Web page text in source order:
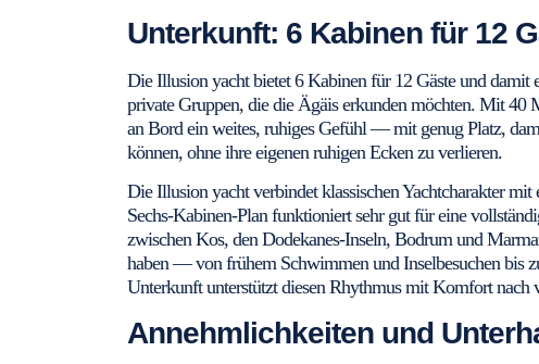
Unterkunft: 6 Kabinen für 12
Die Illusion yacht bietet 6 Kabinen für 12 Gäste und damit
private Gruppen, die die Ägäis erkunden möchten. Mit 40
an Bord ein weites, ruhiges Gefühl — mit genug Platz,
können, ohne ihre eigenen ruhigen Ecken zu verlieren.
Die Illusion yacht verbindet klassischen Yachtcharakter
Sechs-Kabinen-Plan funktioniert sehr gut für eine
zwischen Kos, den Dodekanes-Inseln, Bodrum und
haben — von frühem Schwimmen und Inselbesuchen bis
Unterkunft unterstützt diesen Rhythmus mit Komfort nach
Annehmlichkeiten und